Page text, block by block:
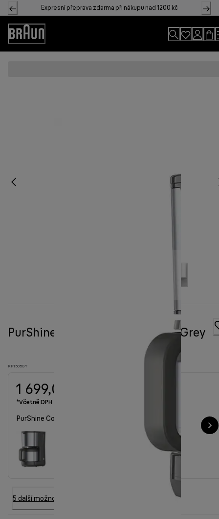
Skip
to
Content
Expresní přeprava zdarma při nákupu nad 1200 kč
Accessibility
Statement
PurShine Coffee maker KF 1505 Grey
KF1505GY
1 699,00 Kč
*Včetně DPH
PurShine Coffee maker KF 1505 Grey
5 další možnost